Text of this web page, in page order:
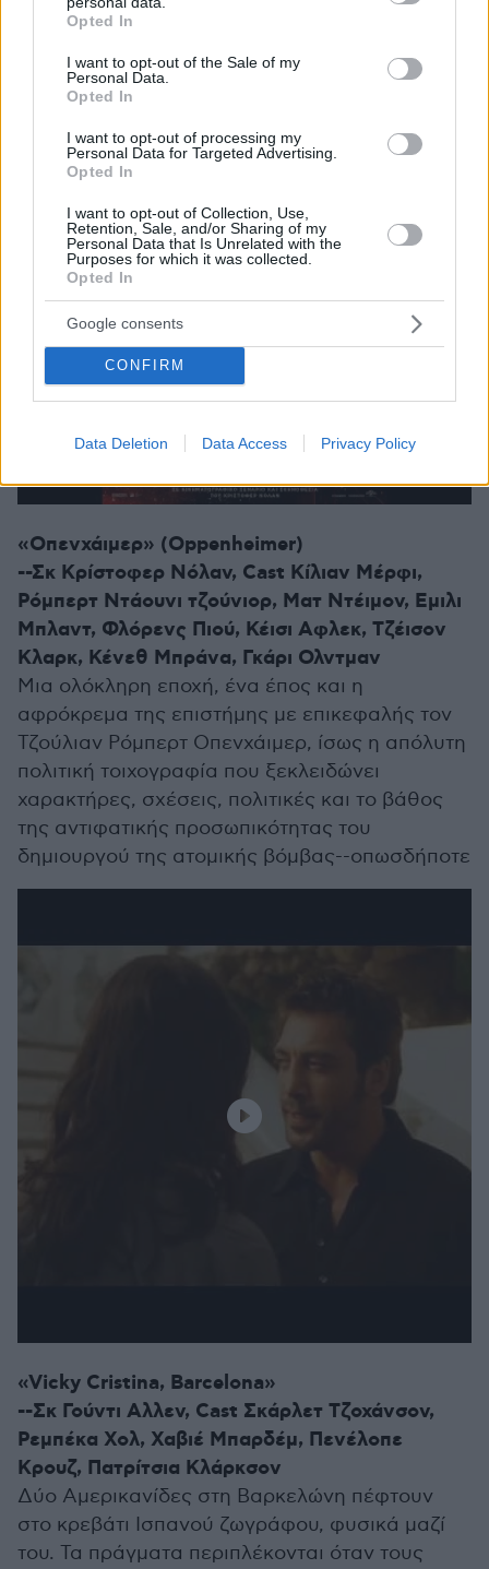
grant or deny consent to Google and its third-party tags to
use your data for below specified purposes in below Google
consent section.
Opted In
I want to opt-out of the Sale of my
Personal Data.
Opted In
I want to opt-out of processing my
Personal Data for Targeted Advertising.
Opted In
I want to opt-out of Collection, Use,
Retention, Sale, and/or Sharing of my
Personal Data that Is Unrelated with the
Purposes for which it was collected.
Opted In
Google consents
CONFIRM
Data Deletion Data Access Privacy Policy
«Οπενχάιμερ» (Oppenheimer)
--Σκ Κρίστοφερ Νόλαν, Cast Κίλιαν Μέρφι,
Ρόμπερτ Ντάουνι τζούνιορ, Ματ Ντέιμον, Εμιλι
Μπλαντ, Φλόρενς Πιού, Κέισι Αφλεκ, Τζέισον
Κλαρκ, Κένεθ Μπράνα, Γκάρι Ολντμαν
Μια ολόκληρη εποχή, ένα έπος και η
αφρόκρεμα της επιστήμης με επικεφαλής τον
Τζούλιαν Ρόμπερτ Οπενχάιμερ, ίσως η απόλυτη
πολιτική τοιχογραφία που ξεκλειδώνει
χαρακτήρες, σχέσεις, πολιτικές και το βάθος
της αντιφατικής προσωπικότητας του
δημιουργού της ατομικής βόμβας--οπωσδήποτε
«Vicky Cristina, Barcelona»
--Σκ Γούντι Αλλεν, Cast Σκάρλετ Τζοχάνσον,
Ρεμπέκα Χολ, Χαβιέ Μπαρδέμ, Πενέλοπε
Κρουζ, Πατρίτσια Κλάρκσον
Δύο Αμερικανίδες στη Βαρκελώνη πέφτουν
στο κρεβάτι Ισπανού ζωγράφου, φυσικά μαζί
του. Τα πράγματα περιπλέκονται όταν τους